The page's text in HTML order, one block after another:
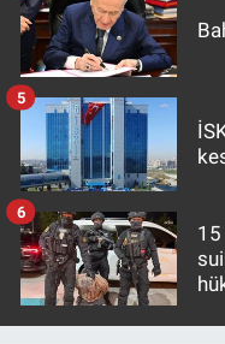
5
15
6